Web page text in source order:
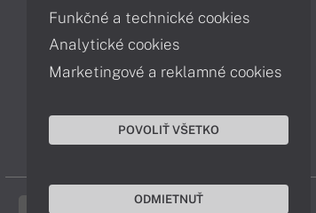
Vyhlásenie o prístupnosti
Cookies
Funkčné a technické cookies
Analytické cookies
Marketingové a reklamné cookies
POVOLIŤ VŠETKO
ODMIETNUŤ